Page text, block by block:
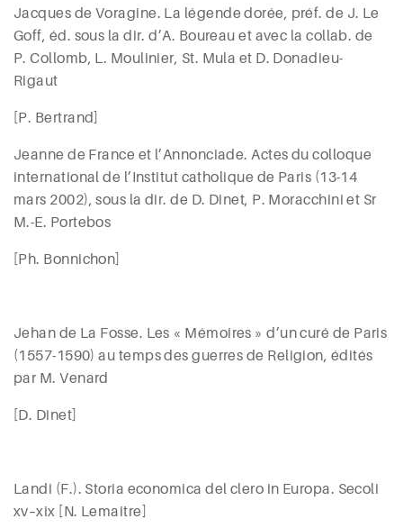
Jacques de Voragine. La légende dorée, préf. de J. Le
Goff, éd. sous la dir. d’A. Boureauet avec la collab. de
P.Collomb, L. Moulinier, St. Mula et D. Donadieu-
Rigaut
[P. Bertrand
Jeanne de France et l’Annonciade. Actes du colloque
international de l’Institut catholique de Paris (13-14
mars 2002), sous la dir. de D. Dinet, P. Moracchini et Sr
M.-E. Portebos
[Ph. Bonnichon]
Jehan de La Fosse. Les « Mémoires » d’un curé de Paris
(1557-1590) au temps des guerres de Religion, édités
par M.Venard
[D. Dinet
Landi (F.). Storia economica del clero in Europa. Secoli
xv–xix [N. Lemaitre]